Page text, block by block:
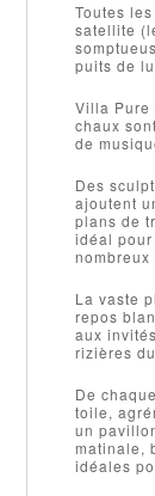
Toutes
satellite
puits de
Villa Pure
chaux
de
Des
ajoutent
plans de
idéal
La vaste
repos
aux
rizières
De
toile,
un
matinale,
idéales